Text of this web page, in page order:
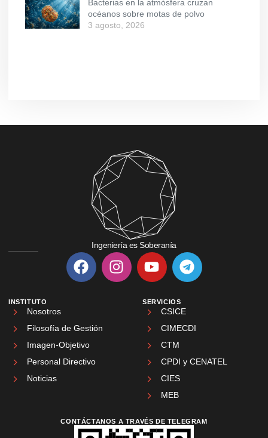
Bacterias en la atmósfera cruzan
océanos sobre motas de polvo
3 agosto, 2026
Ingeniería es Soberanía
INSTITUTO
Nosotros
Filosofía de Gestión
Imagen-Objetivo
Personal Directivo
Noticias
SERVICIOS
CSICE
CIMECDI
CTM
CPDI y CENATEL
CIES
MEB
CONTÁCTANOS A TRAVÉS DE TELEGRAM